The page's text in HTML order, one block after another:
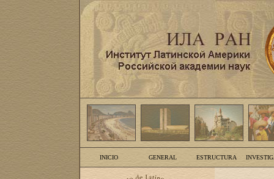
INICIO GENERAL ESTRUCTURA